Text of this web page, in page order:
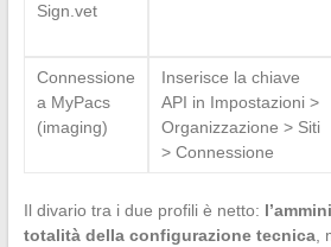
Sign.vet
Connessione
a MyPacs
(imaging)
Inserisce la chiave
API in Impostazioni >
Organizzazione > Siti
> Connessione
Il divario tra i due profili è netto:
totalità della configurazione tecnica,